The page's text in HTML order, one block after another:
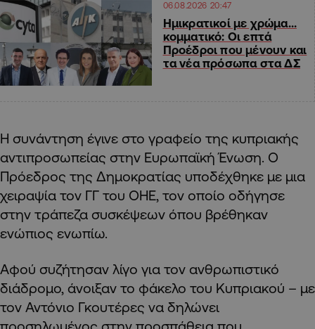
06.08.2026 20:47
Ημικρατικοί με χρώμα…
κομματικό: Οι επτά
Προέδροι που μένουν και
τα νέα πρόσωπα στα ΔΣ
Η συνάντηση έγινε στο γραφείο της κυπριακής
αντιπροσωπείας στην Ευρωπαϊκή Ένωση. Ο
Πρόεδρος της Δημοκρατίας υποδέχθηκε με μια
χειραψία τον ΓΓ του ΟΗΕ, τον οποίο οδήγησε
στην τράπεζα συσκέψεων όπου βρέθηκαν
ενώπιος ενωπίω.
Αφού συζήτησαν λίγο για τον ανθρωπιστικό
διάδρομο, άνοιξαν το φάκελο του Κυπριακού – με
τον Αντόνιο Γκουτέρες να δηλώνει